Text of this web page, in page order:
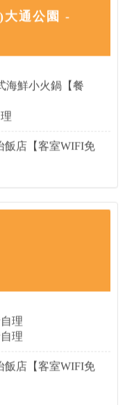
通公園 -
海鮮小火鍋【餐
店【客室WIFI免
理
理
店【客室WIFI免